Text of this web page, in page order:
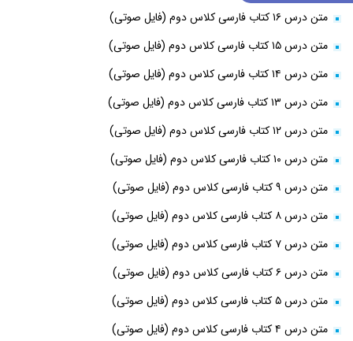
متن درس ۱۶ کتاب فارسی کلاس دوم (فایل صوتی)
متن درس ۱۵ کتاب فارسی کلاس دوم (فایل صوتی)
متن درس ۱۴ کتاب فارسی کلاس دوم (فایل صوتی)
متن درس ۱۳ کتاب فارسی کلاس دوم (فایل صوتی)
متن درس ۱۲ کتاب فارسی کلاس دوم (فایل صوتی)
متن درس ۱۰ کتاب فارسی کلاس دوم (فایل صوتی)
متن درس ۹ کتاب فارسی کلاس دوم (فایل صوتی)
متن درس ۸ کتاب فارسی کلاس دوم (فایل صوتی)
متن درس ۷ کتاب فارسی کلاس دوم (فایل صوتی)
متن درس ۶ کتاب فارسی کلاس دوم (فایل صوتی)
متن درس ۵ کتاب فارسی کلاس دوم (فایل صوتی)
متن درس ۴ کتاب فارسی کلاس دوم (فایل صوتی)